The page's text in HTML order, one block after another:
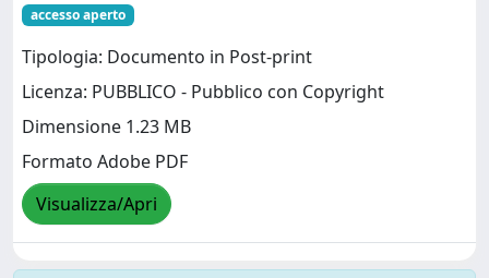
accesso aperto
Tipologia: Documento in Post-print
Licenza: PUBBLICO - Pubblico con Copyright
Dimensione 1.23 MB
Formato Adobe PDF
Visualizza/Apri